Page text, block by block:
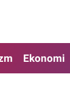
Ekonomi